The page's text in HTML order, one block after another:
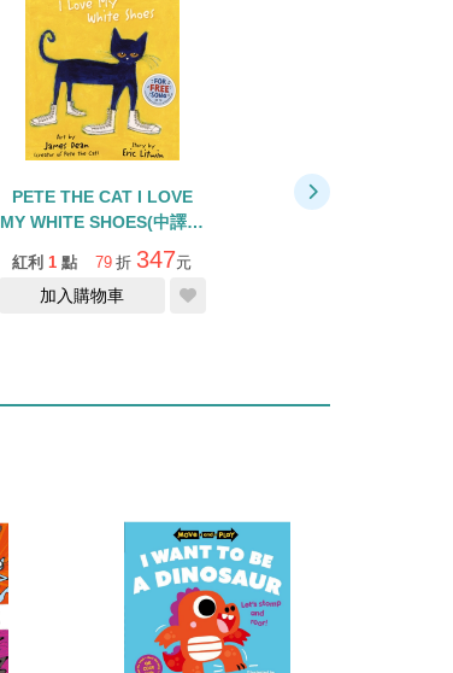
PETE THE CAT I LOVE
MY WHITE SHOES(中譯：
皮皮貓—我愛我的白布鞋)/
情緒英文繪本/樂觀
紅利 1 點 79 折 347元
加入購物車
ROW, ROW,